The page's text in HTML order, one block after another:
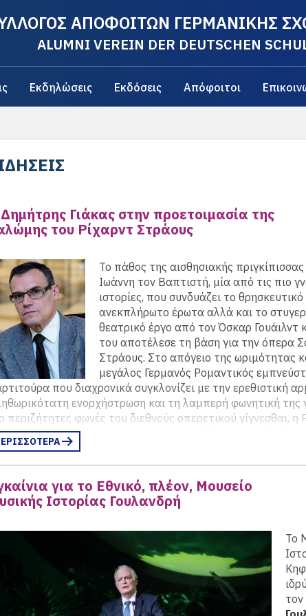
ΑΠΟΦΟΙΤΩΝ ΓΕΡΜΑΝΙΚΗΣ
ALUMNI VEREIN DER DEUTSCHEN
Εκδηλώσεις Εκδόσεις Απόφοιτοι
Γιάκας στην προετοιμασία της
του Ρίχαρντ Στράους
Το πάθος της αισθησιακής
Ιωάννη τον Βαπτιστή, μία από τις πιο
ιστορίες, που συνδυάζει το
ανεκπλήρωτο έρωτα αλλά και το
θεατρικό έργο από τον Όσκαρ Γουάιλντ
του αποτέλεσε τη βάση για την όπερα
Στράους. Στο απόγειο της ωριμότητας
μεγάλος Γερμανός Ρομαντικός
που διαχρονικά συγκλονίζει με την ερεθιστική
ενορχήστρωση και τη λαμπερή φωνητική της
περιζήτητες φωνές του διεθνούς οπερετικού γίγνεσθαι,
Στίχινα και ο Αυστριακός τενόρος Βόλφγκανγκ
στην Ελλάδα για να ενσαρκώσουν τους
και του Ηρώδη αντίστοιχα, υπό τη διεύθυνση του
της χώρας μας, Λουκά Καρυτινού. (περισσότερα…)
για το Εθνικό, πλέον, Μουσείο
Ιστορίας Γουλανδρή
Το
τον